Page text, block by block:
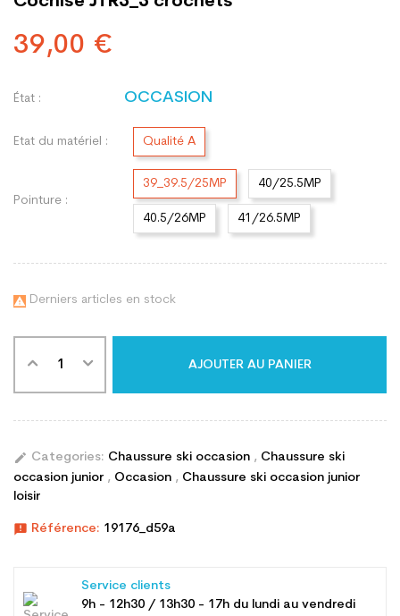
39,00 €
État : OCCASION
Etat du matériel : Qualité A
Pointure :
39_39.5/25MP 40/25.5MP
40.5/26MP 41/26.5MP
 Derniers articles en stock
AJOUTER AU PANIER
edit Categories: Chaussure ski occasion , Chaussure ski
occasion junior , Occasion , Chaussure ski occasion junior
loisir
announcement Référence: 19176_d59a
Service clients
9h - 12h30 / 13h30 - 17h du lundi au vendredi